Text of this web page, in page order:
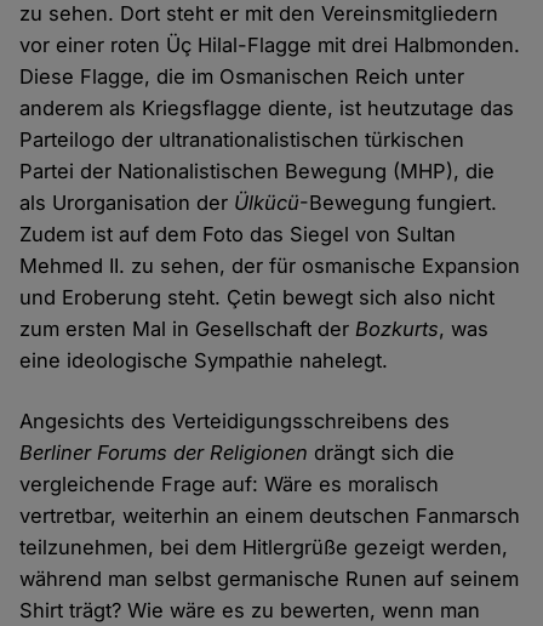
zu sehen. Dort steht er mit den Vereinsmitgliedern
vor einer roten Üç Hilal-Flagge mit drei Halbmonden.
Diese Flagge, die im Osmanischen Reich unter
anderem als Kriegsflagge diente, ist heutzutage das
Parteilogo der ultranationalistischen türkischen
Partei der Nationalistischen Bewegung (MHP), die
als Urorganisation der Ülkücü-Bewegung fungiert.
Zudem ist auf dem Foto das Siegel von Sultan
Mehmed II. zu sehen, der für osmanische Expansion
und Eroberung steht. Çetin bewegt sich also nicht
zum ersten Mal in Gesellschaft derBozkurts, was
eine ideologische Sympathie nahelegt.
Angesichts des Verteidigungsschreibens des
Berliner Forums der Religionen drängt sich die
vergleichende Frage auf: Wäre es moralisch
vertretbar, weiterhin an einem deutschen Fanmarsch
teilzunehmen, bei dem Hitlergrüße gezeigt werden,
während man selbst germanische Runen auf seinem
Shirt trägt? Wie wäre es zu bewerten, wenn man